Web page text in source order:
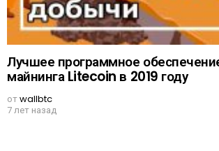
Лучшее программное
майнинга Litecoin в 2019 году
отwallbtc
7 лет назад